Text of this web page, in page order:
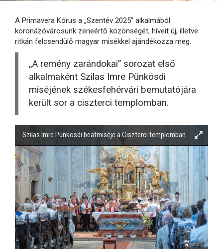
A Primavera Kórus a „Szentév 2025” alkalmából
koronázóvárosunk zeneértő közönségét, híveit új, illetve
ritkán felcsendülő magyar misékkel ajándékozza meg.
„A remény zarándokai” sorozat első
alkalmaként Szilas Imre Pünkösdi
miséjének székesfehérvári bemutatójára
került sor a ciszterci templomban.
Szilas Imre Pünkösdi beatmiséje a Ciszterci templomban